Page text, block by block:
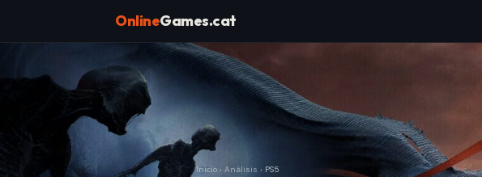
OnlineGames.cat
Inicio › Análisis › PS5